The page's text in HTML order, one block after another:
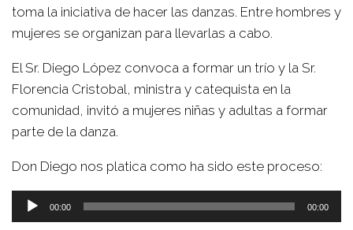
toma la iniciativa de hacer las danzas. Entre hombres y
mujeres se organizan para llevarlas a cabo.
El Sr. Diego López convoca a formar un trío y la Sr.
Florencia Cristobal, ministra y catequista en la
comunidad, invitó a mujeres niñas y adultas a formar
parte de la danza.
Don Diego nos platica como ha sido este proceso:
Reproductor
de
00:00 00:00